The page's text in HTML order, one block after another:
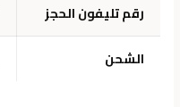
رقم تليفون الحجز
الشحن